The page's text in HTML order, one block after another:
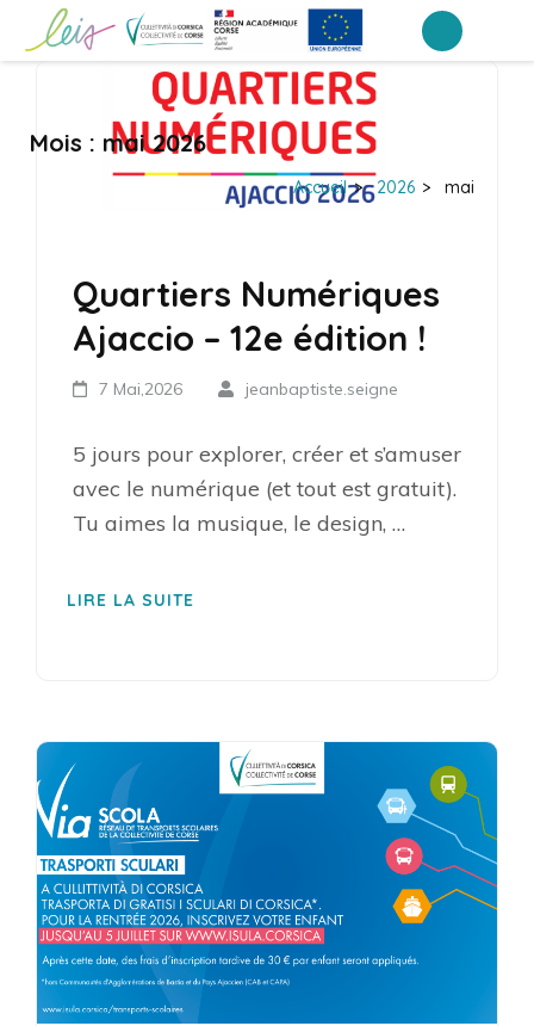
Entrée)
Portail Inter-établissements Leia
LEIA, le portail ENT NEO des établissements de Corse
Mois : mai 2026
Accueil > 2026 > mai
Quartiers Numériques
Ajaccio – 12e édition !
7 Mai,2026 jeanbaptiste.seigne
5 jours pour explorer, créer et s’amuser
avec le numérique (et tout est gratuit).
Tu aimes la musique, le design, …
LIRE LA SUITE